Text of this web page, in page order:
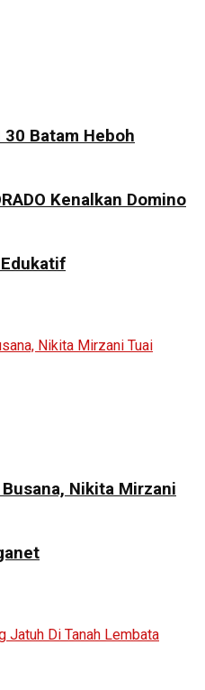
30 Batam Heboh
Kenalkan Domino
Nikita Mirzani